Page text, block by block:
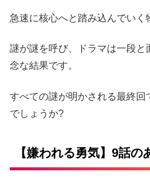
急速に核心へと踏み込んでいく
謎が謎を呼び、ドラマは一段
念な結果です。
すべての謎が明かされる最終
でしょうか?
【嫌われる勇気】9話の